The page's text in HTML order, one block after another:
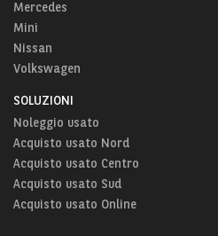
Mercedes
Mini
Nissan
Volkswagen
SOLUZIONI
Noleggio usato
Acquisto usato Nord
Acquisto usato Centro
Acquisto usato Sud
Acquisto usato Online